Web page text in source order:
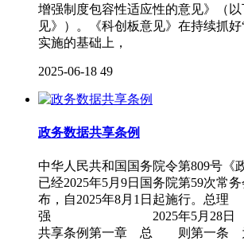
增强制度包容性适应性的意见》（
见》）。《科创板意见》在持续抓
实施的基础上，
2025-06-18 49
政务数据共享条例
中华人民共和国国务院令第809号《
已经2025年5月9日国务院第59次常
布，自2025年8月1日起施行。总
强 2025年5月28
共享条例第一章 总 则第一条